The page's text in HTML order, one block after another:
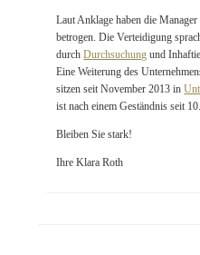
Laut Anklage haben die
betrogen. Die Verteidigung
durchDurchsuchung und
Eine Weiterung des
sitzen seit November 2013 in
ist nach einem Geständnis seit
Bleiben Sie stark!
Ihre Klara Roth